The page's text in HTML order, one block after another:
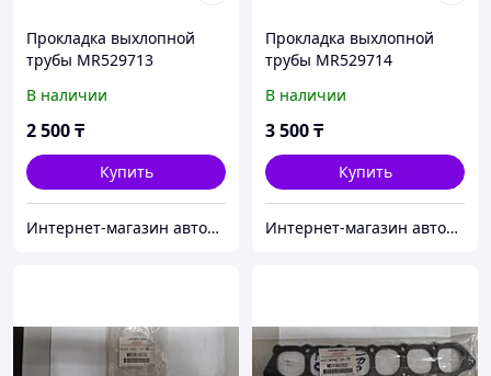
Прокладка выхлопной
трубы MR529713
В наличии
2 500₸
Купить
Интернет-магазин автозапчастей Parts-shop.kz
Прокладка выхлопной
трубы MR529714
В наличии
3 500₸
Купить
Интернет-магазин автозапчастей Parts-shop.kz